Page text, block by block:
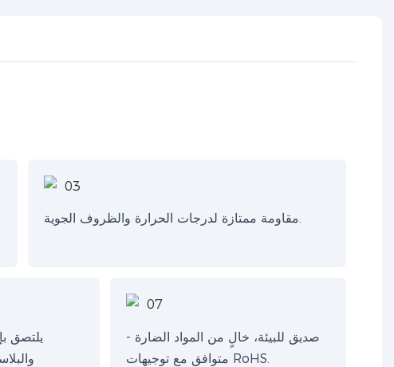
مقاومة ممتازة لدرجات الحرارة والظروف الجوية.
يلتصق
صديق للبيئة، خالٍ من المواد الضارة -
متوافق مع توجيهات RoHS.